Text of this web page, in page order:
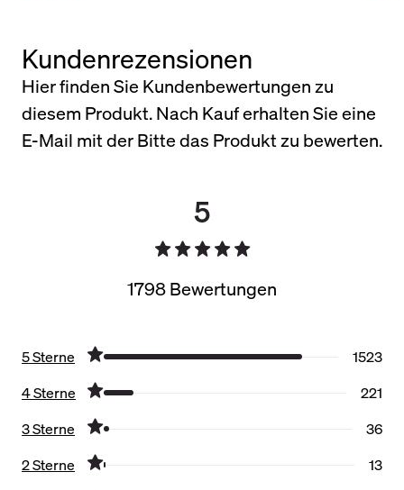
Kundenrezensionen
Hier finden Sie Kundenbewertungen zu
diesem Produkt. Nach Kauf erhalten Sie eine
E-Mail mit der Bitte das Produkt zu bewerten.
5
1798 Bewertungen
5 Sterne
1523
4 Sterne
221
3 Sterne
36
2 Sterne
13